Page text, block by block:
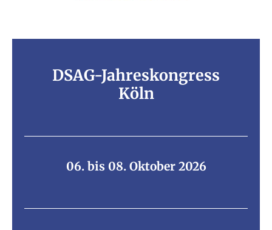
DSAG-Jahreskongress
Köln
06. bis 08. Oktober 2026